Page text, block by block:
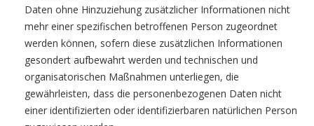
Daten ohne Hinzuziehung zusätzlicher Informationen nicht
mehr einer spezifischen betroffenen Person zugeordnet
werden können, sofern diese zusätzlichen Informationen
gesondert aufbewahrt werden und technischen und
organisatorischen Maßnahmen unterliegen, die
gewährleisten, dass die personenbezogenen Daten nicht
einer identifizierten oder identifizierbaren natürlichen Person